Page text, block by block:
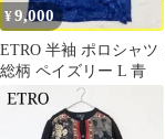
¥9,000
ETRO 半袖 ポロシャツ
総柄 ペイズリー L 青